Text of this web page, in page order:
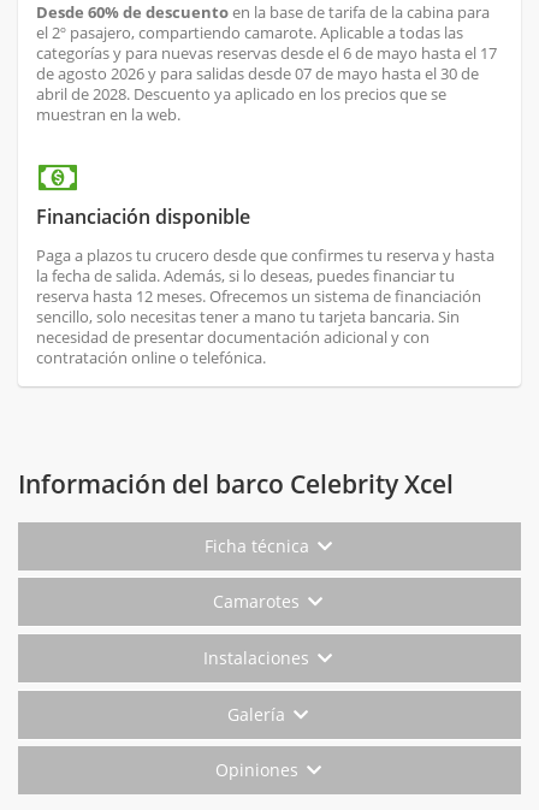
Desde 60% de descuentoen la base de tarifa de la cabina para
el 2º pasajero, compartiendo camarote. Aplicable a todas las
categorías y para nuevas reservas desde el 6 de mayo hasta el 17
de agosto 2026 y para salidas desde 07 de mayo hasta el 30 de
abril de 2028. Descuento ya aplicado en los precios que se
muestran en la web.
Financiación disponible
Paga a plazos tu crucero desde que confirmes tu reserva y hasta
la fecha de salida. Además, si lo deseas, puedes financiar tu
reserva hasta 12 meses. Ofrecemos un sistema de financiación
sencillo, solo necesitas tener a mano tu tarjeta bancaria. Sin
necesidad de presentar documentación adicional y con
contratación online o telefónica.
Información del barco Celebrity Xcel
Ficha técnica
Camarotes
Instalaciones
Galería
Opiniones